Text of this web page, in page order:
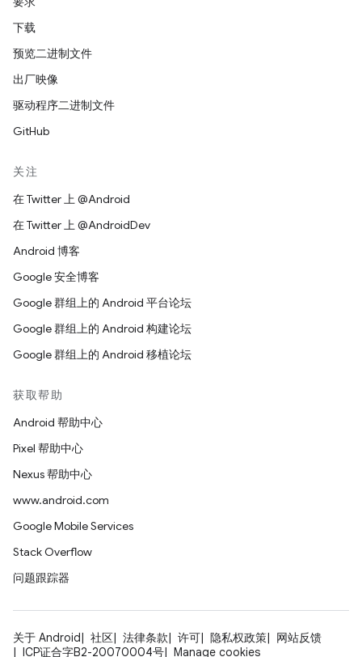
下载
预览二进制文件
出厂映像
驱动程序二进制文件
GitHub
关注
在 Twitter 上 @Android
在 Twitter 上 @AndroidDev
Android 博客
Google 安全博客
Google 群组上的 Android 平台论坛
Google 群组上的 Android 构建论坛
Google 群组上的 Android 移植论坛
获取帮助
Android 帮助中心
Pixel 帮助中心
Nexus 帮助中心
www.android.com
Google Mobile Services
Stack Overflow
问题跟踪器
关于 Android 社区 法律条款 许可 隐私权政策
网站反馈
ICP证合字B2-20070004号
Manage cookies